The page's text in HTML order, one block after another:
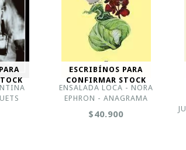
ESCRIBÍNOS PARA
CONFIRMAR STOCK
ENSALADA LOCA - NORA
EPHRON - ANAGRAMA
$40.900